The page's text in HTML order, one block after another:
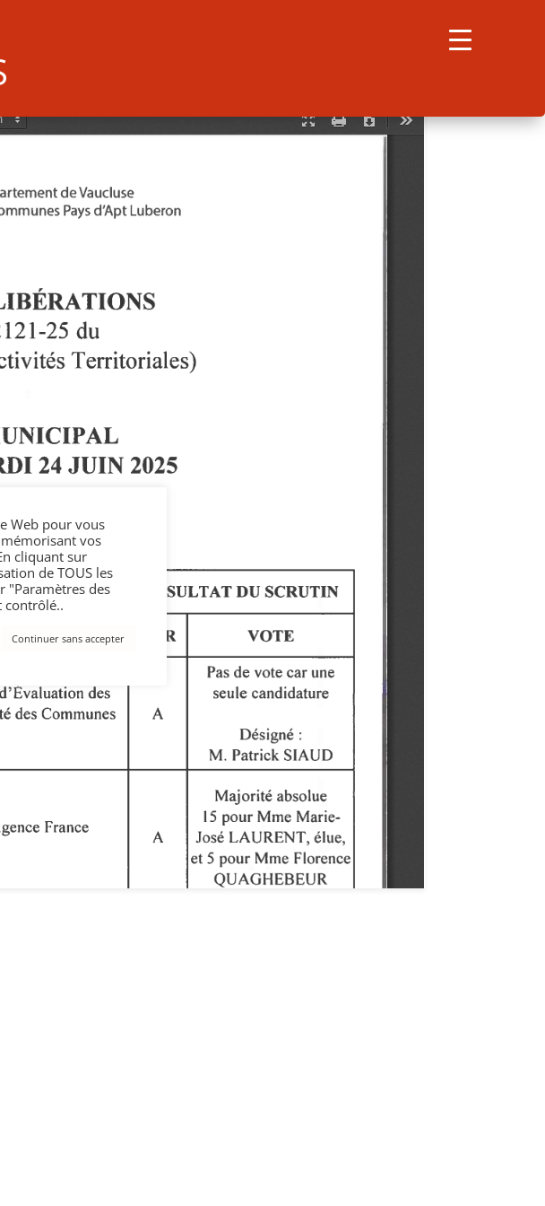
Web pour vous
vos
cliquant sur
de TOUS les
"Paramètres des
contrôlé..
Continuer sans accepter